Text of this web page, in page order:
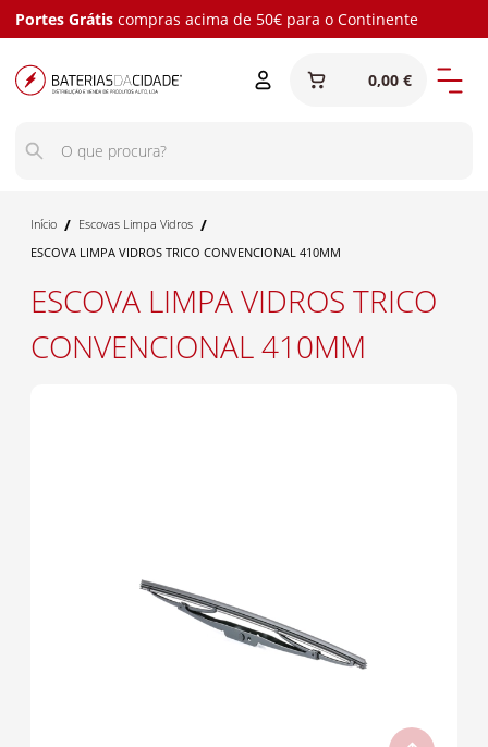
Portes Grátis compras acima de 50€ para o Continente
0,00 €
Início / Escovas Limpa Vidros /
ESCOVA LIMPA VIDROS TRICO CONVENCIONAL 410MM
ESCOVA LIMPA VIDROS TRICO
CONVENCIONAL 410MM